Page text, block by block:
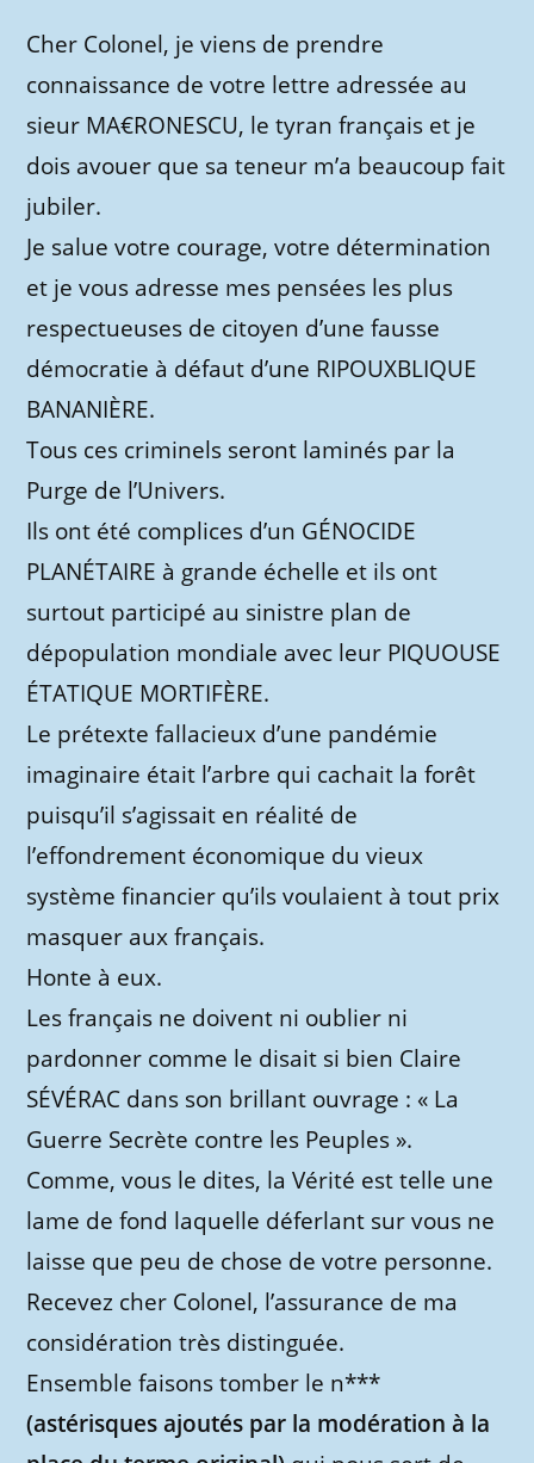
Cher Colonel, je viens de prendre
connaissance de votre lettre adressée au
sieur MA€RONESCU, le tyran français et je
dois avouer que sa teneur m’a beaucoup fait
jubiler.
Je salue votre courage, votre détermination
et je vous adresse mes pensées les plus
respectueuses de citoyen d’une fausse
démocratie à défaut d’une RIPOUXBLIQUE
BANANIÈRE.
Tous ces criminels seront laminés par la
Purge de l’Univers.
Ils ont été complices d’un GÉNOCIDE
PLANÉTAIRE à grande échelle et ils ont
surtout participé au sinistre plan de
dépopulation mondiale avec leur PIQUOUSE
ÉTATIQUE MORTIFÈRE.
Le prétexte fallacieux d’une pandémie
imaginaire était l’arbre qui cachait la forêt
puisqu’il s’agissait en réalité de
l’effondrement économique du vieux
système financier qu’ils voulaient à tout prix
masquer aux français.
Honte à eux.
Les français ne doivent ni oublier ni
pardonner comme le disait si bien Claire
SÉVÉRAC dans son brillant ouvrage : « La
Guerre Secrète contre les Peuples ».
Comme, vous le dites, la Vérité est telle une
lame de fond laquelle déferlant sur vous ne
laisse que peu de chose de votre personne.
Recevez cher Colonel, l’assurance de ma
considération très distinguée.
Ensemble faisons tomber le n***
(astérisques ajoutés par la modération à la